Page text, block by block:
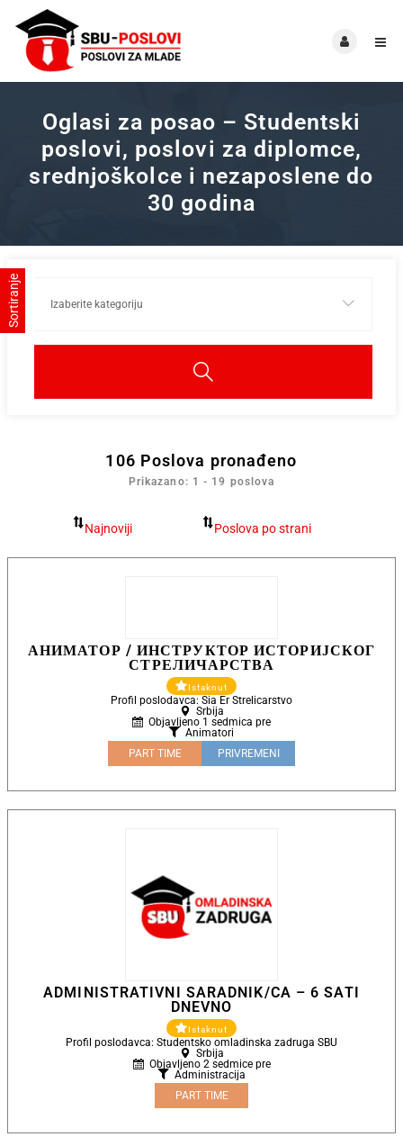
Oglasi za posao – Studentski
poslovi, poslovi za diplomce,
srednjoškolce i nezaposlene do
30 godina
106 Poslova pronađeno
Prikazano: 1 - 19 poslova
АНИМАТОР / ИНСТРУКТОР ИСТОРИЈСКОГ
СТРЕЛИЧАРСТВА
Istaknut
Profil poslodavca: Sia Er Strelicarstvo
Srbija
Objavljeno 1 sedmica pre
Animatori
PART TIME
PRIVREMENI
ADMINISTRATIVNI SARADNIK/CA – 6 SATI
DNEVNO
Istaknut
Profil poslodavca: Studentsko omladinska zadruga SBU
Srbija
Objavljeno 2 sedmice pre
Administracija
PART TIME